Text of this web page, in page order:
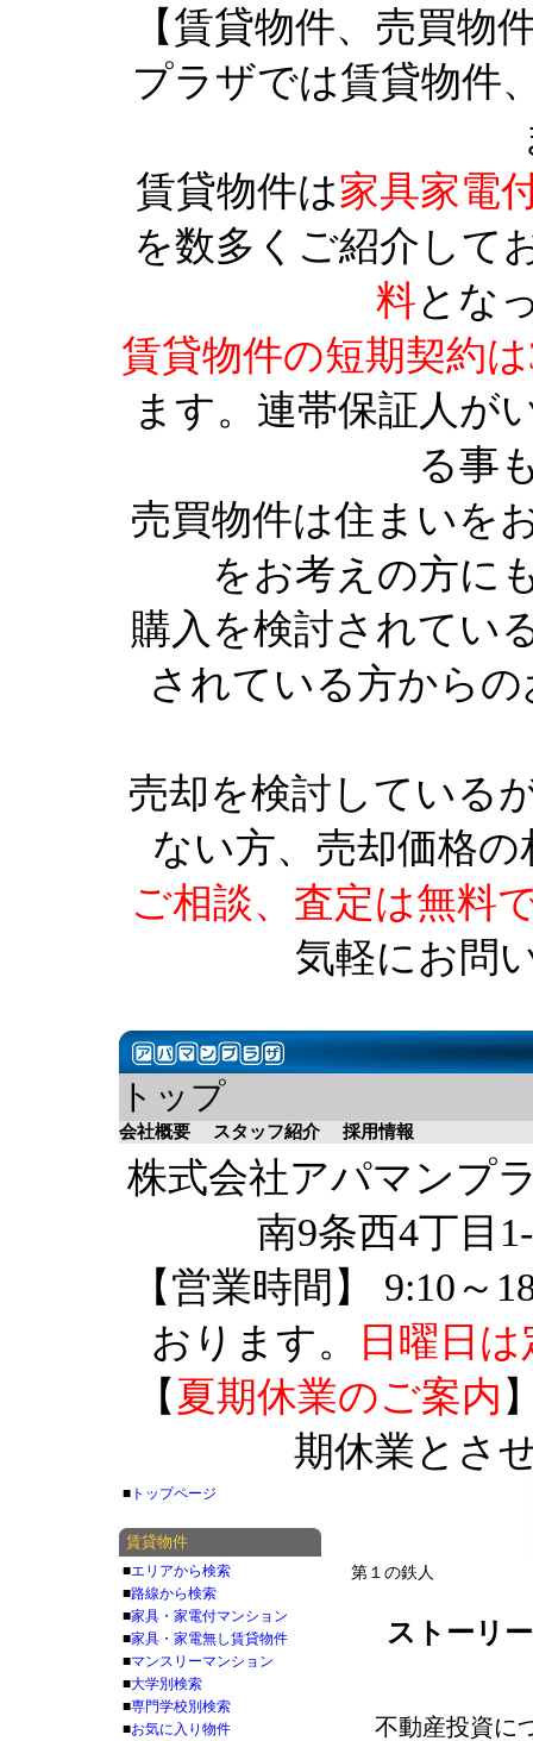
【賃貸物件、売買物
プラザでは賃貸物件
賃貸物件は家具家電
を数多くご紹介して
料とな
賃貸物件の短期契約
ます。連帯保証人が
る事
売買物件は住まいを
をお考えの方に
購入を検討されてい
されている方から
売却を検討している
ない方、売却価格
ご相談、査定は無料
気軽にお問
トップ
会社概要 スタッフ紹介 採用情報
株式会社アパマンプ
南9条西4丁目
【営業時間】 9:10～
おります。
日曜日
【 夏期休業のご案内
期休業とさ
第１の鉄人
ストーリ
不動産投資に
■ トップページ
賃貸物件
■エリアから検索
■路線から検索
■家具・家電付マンション
■家具・家電無し賃貸物件
■マンスリーマンション
■大学別検索
■専門学校別検索
■お気に入り物件